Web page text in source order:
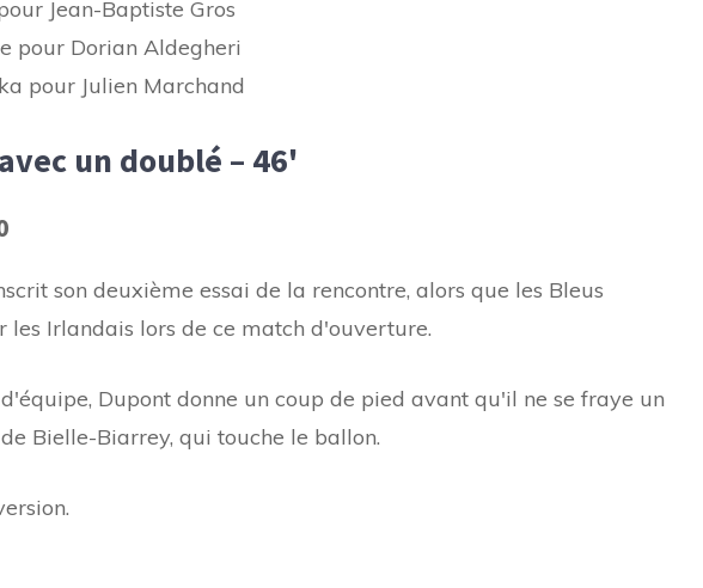
Jean-Baptiste Gros
pour Dorian Aldegheri
pour Julien Marchand
un doublé – 46'
son deuxième essai de la rencontre, alors que les Bleus
les Irlandais lors de ce match d'ouverture.
Dupont donne un coup de pied avant qu'il ne se fraye un
Bielle-Biarrey, qui touche le ballon.